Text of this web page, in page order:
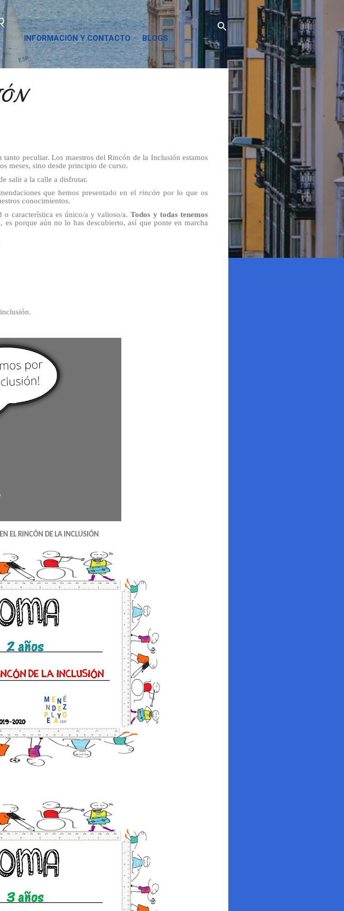
principal
INFORMACIÓN Y CONTACTO BLOGS
peculiar. Los maestros del Rincón de la Inclusión estamos
meses, sino desde principio de curso.
salir a la calle a disfrutar.
que hemos presentado en elrincón por lo que os
conocimientos.
o característica es único/a y valioso/a.Todos y todas tenemos
porque aún no lo has descubierto, así que ponte en marcha
EL RINCÓN DE LA INCLUSIÓN